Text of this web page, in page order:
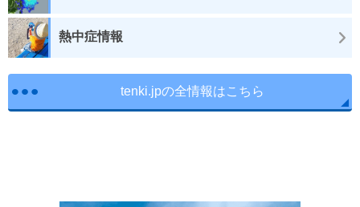
熱中症情報
tenki.jpの全情報はこちら